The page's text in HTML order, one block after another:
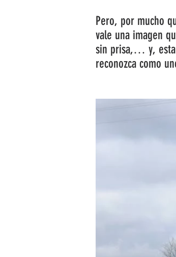
Pero, por mucho
vale una imagen
sin prisa,… y,
reconozca como